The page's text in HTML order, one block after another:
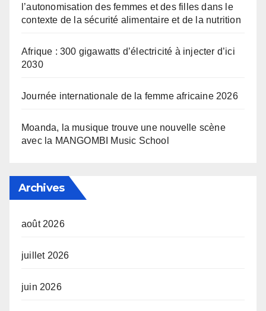
l’autonomisation des femmes et des filles dans le
contexte de la sécurité alimentaire et de la nutrition
Afrique : 300 gigawatts d’électricité à injecter d’ici
2030
Journée internationale de la femme africaine 2026
Moanda, la musique trouve une nouvelle scène
avec la MANGOMBI Music School
Archives
août 2026
juillet 2026
juin 2026